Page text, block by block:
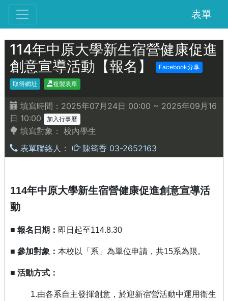
表單
114年中原大學新生宿營健康促進
創意宣導活動【報名】
Facebook分享
取得網址 複製表單
填寫時間：2025年07月24日 00:00 ~ 2025年09月16
日 10:00
加入行事曆
填寫對象： 校內學生
表單聯絡人：
陳筠香 03-2652163
114年中原大學新生宿營健康促進創意宣導活
動
■ 報名日期： 即日起至114.8.30
■ 參加對象： 本校以「系」為單位申請，共15系為限。
■ 活動方式：
1.由各系自主發揮創意，於迎新宿營活動中運用衛生